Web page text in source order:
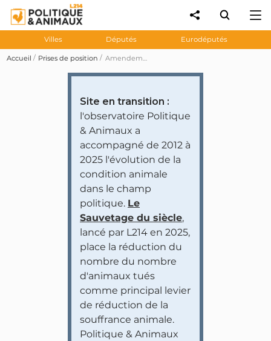
Villes Députés Eurodéputés
Accueil Prises de position Amendements 194, 415, 213, 228 et 17 visant à créer une liste positive limitant les espèces non domestiques dont les animaux peuvent être détenus par des particuliers (adoptés)
Site en transition :
l'observatoire Politique
& Animaux a
accompagné de 2012 à
2025 l'évolution de la
condition animale
dans le champ
politique. Le
Sauvetage du siècle,
lancé par L214 en 2025,
place la réduction du
nombre du nombre
d'animaux tués
comme principal levier
de réduction de la
souffrance animale.
Politique & Animaux